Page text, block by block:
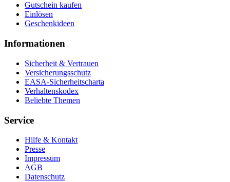
Gutschein kaufen
Einlösen
Geschenkideen
Informationen
Sicherheit & Vertrauen
Versicherungsschutz
EASA-Sicherheitscharta
Verhaltenskodex
Beliebte Themen
Service
Hilfe & Kontakt
Presse
Impressum
AGB
Datenschutz